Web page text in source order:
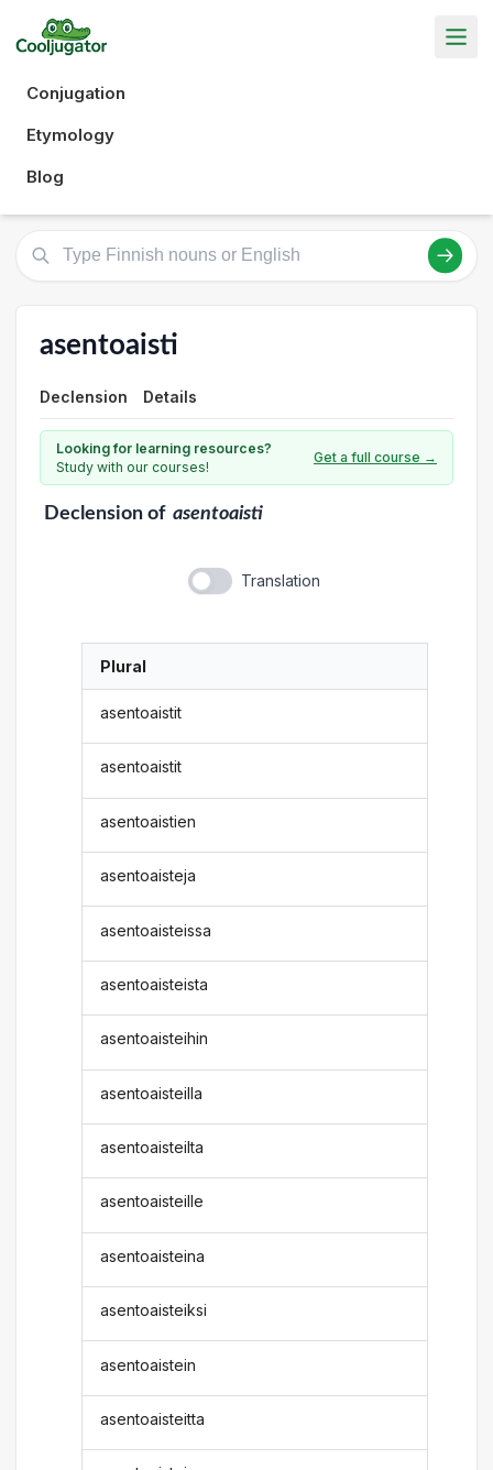
Conjugation
Etymology
Blog
asentoaisti
Declension Details
Looking for learning resources?
Study with our courses!
Get a full course →
Declensionof asentoaisti
Translation
Plural
asentoaistit
asentoaistit
asentoaistien
asentoaisteja
asentoaisteissa
asentoaisteista
asentoaisteihin
asentoaisteilla
asentoaisteilta
asentoaisteille
asentoaisteina
asentoaisteiksi
asentoaistein
asentoaisteitta